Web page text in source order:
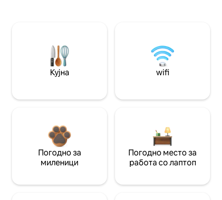
Кујна wifi
Погодно за
миленици
Погодно место за
работа со лаптоп